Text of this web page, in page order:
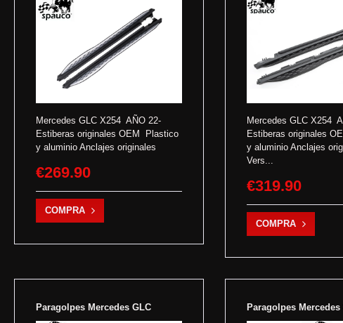
Mercedes GLC X254 AÑO 22-
Estiberas originales OEM Plastico
y aluminio Anclajes originales
€269.90
COMPRA
Mercedes GLC X254
Estiberas originales
y aluminio Anclajes
Vers...
€319.90
COMPRA
Paragolpes Mercedes GLC Paragolpes Mercedes